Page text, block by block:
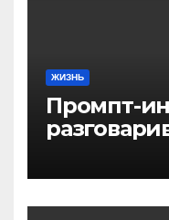
ЖИЗНЬ
Промпт-
получить